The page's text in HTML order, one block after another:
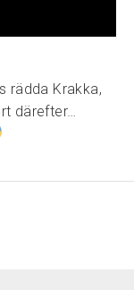
rädda Krakka,
därefter…